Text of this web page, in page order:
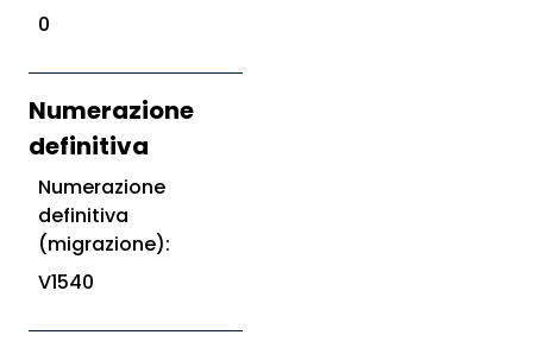
0
Numerazione
definitiva
Numerazione
definitiva
(migrazione):
V1540